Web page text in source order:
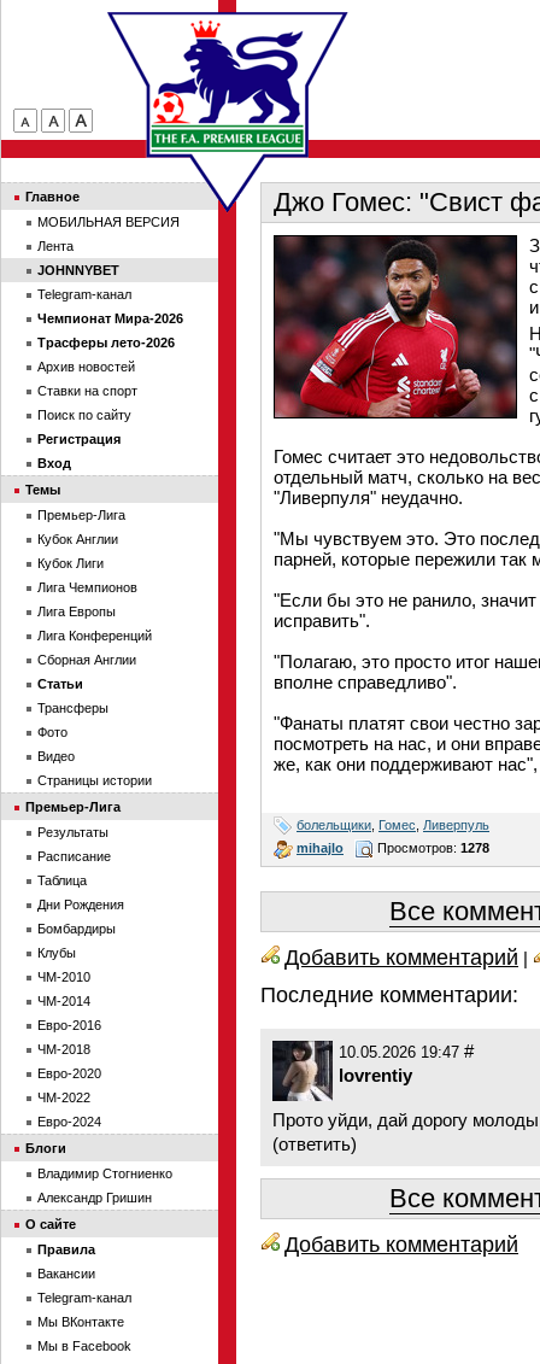
Джо Гомес: "Свист
Гомес считает это
отдельный матч, сколько на
"Ливерпуля" неудачно.
"Мы чувствуем это. Это
парней, которые пережили так
"Если бы это не ранило,
исправить".
"Полагаю, это просто итог
вполне справедливо".
"Фанаты платят свои честно
посмотреть на нас, и они
же, как они поддерживают
болельщики Гомес
Ливерпуль
mihajlo
Просмотров: 1278
Все
Добавить комментарий |
Последние комментарии:
10.05.2026 19:47 #
lovrentiy
Прото уйди, дай дорогу
(ответить)
Все
Добавить комментарий
Главное
МОБИЛЬНАЯ ВЕРСИЯ
Лента
JOHNNYBET
Telegram-канал
Чемпионат Мира-2026
Трасферы лето-2026
Архив новостей
Ставки на спорт
Поиск по сайту
Регистрация
Вход
Темы
Премьер-Лига
Кубок Англии
Кубок Лиги
Лига Чемпионов
Лига Европы
Лига Конференций
Сборная Англии
Статьи
Трансферы
Фото
Видео
Страницы истории
Премьер-Лига
Результаты
Расписание
Таблица
Дни Рождения
Бомбардиры
Клубы
ЧМ-2010
ЧМ-2014
Евро-2016
ЧМ-2018
Евро-2020
ЧМ-2022
Евро-2024
Блоги
Владимир Стогниенко
Александр Гришин
О сайте
Правила
Вакансии
Telegram-канал
Мы ВКонтакте
Мы в Facebook